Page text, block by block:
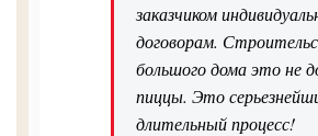
заказчиком
договорам.
большого дома это не
пиццы. Это
длительный процесс!